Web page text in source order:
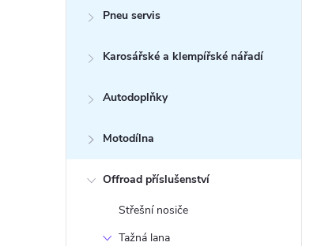
Pneu servis
Karosářské a klempířské nářadí
Autodoplňky
Motodílna
Offroad příslušenství
Střešní nosiče
Tažná lana